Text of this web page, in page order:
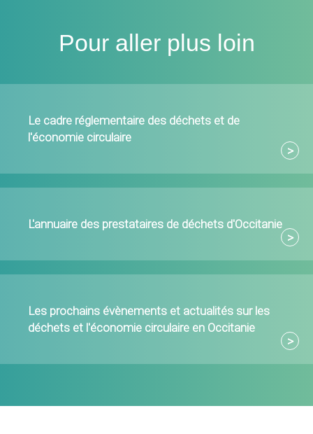
Pour aller plus loin
Le cadre réglementaire des déchets et de
l'économie circulaire
L'annuaire des prestataires de déchets d'Occitanie
Les prochains évènements et actualités sur les
déchets et l'économie circulaire en Occitanie